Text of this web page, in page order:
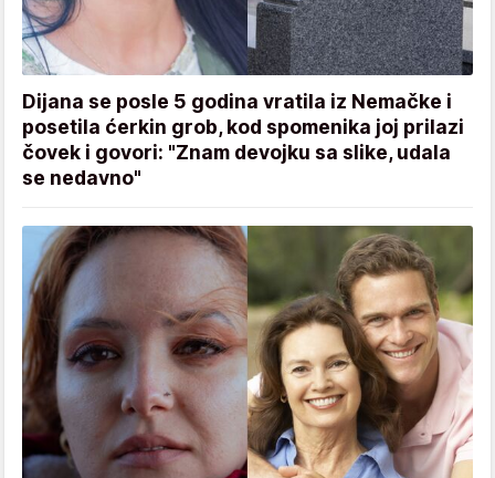
Dijana se posle 5 godina vratila iz Nemačke i
posetila ćerkin grob, kod spomenika joj prilazi
čovek i govori: "Znam devojku sa slike, udala
se nedavno"